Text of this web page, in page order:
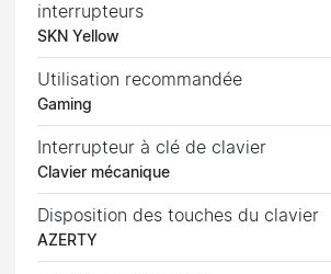
interrupteurs
SKN Yellow
Utilisation recommandée
Gaming
Interrupteur à clé de clavier
Clavier mécanique
Disposition des touches du clavier
AZERTY